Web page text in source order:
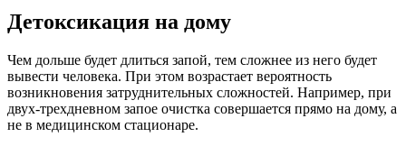
Детоксикация на дому
Чем дольше будет длиться запой, тем сложнее из него будет
вывести человека. При этом возрастает вероятность
возникновения затруднительных сложностей. Например, при
двух-трехдневном запое очистка совершается прямо на дому, а
не в медицинском стационаре.